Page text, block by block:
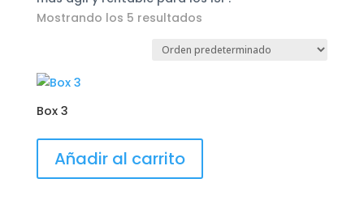
Mostrando los 5 resultados
Box 3
Añadir al carrito